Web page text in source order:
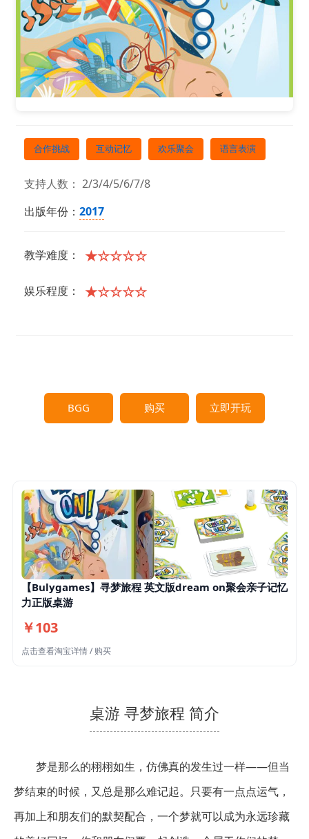
合作挑战 互动记忆 欢乐聚会 语言表演
支持人数： 2/3/4/5/6/7/8
出版年份： 2017
教学难度： ★☆☆☆☆
娱乐程度： ★☆☆☆☆
BGG 购买 立即开玩
【Bulygames】寻梦旅程 英文版dream on聚会亲子记忆
力正版桌游
￥103
点击查看淘宝详情 / 购买
桌游 寻梦旅程 简介
梦是那么的栩栩如生，仿佛真的发生过一样——但当
梦结束的时候，又总是那么难记起。只要有一点点运气，
再加上和朋友们的默契配合，一个梦就可以成为永远珍藏